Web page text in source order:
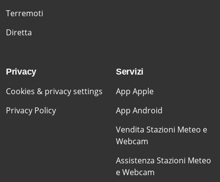
Terremoti
Diretta
Privacy
Cookies & privacy settings
Privacy Policy
Servizi
App Apple
App Android
Vendita Stazioni Meteo e
Webcam
Assistenza Stazioni Meteo
e Webcam